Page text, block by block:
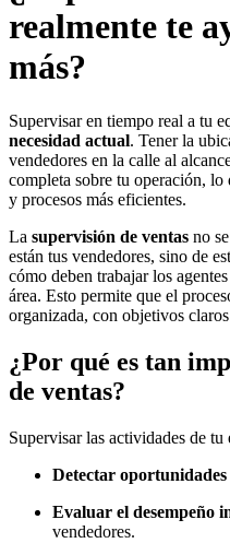
realmente te
más?
Supervisar en tiempo real a tu
necesidad actual. Tener la
vendedores en la calle al
completa sobre tu operación, lo
y procesos más eficientes.
La supervisión de ventas no
están tus vendedores, sino de
cómo deben trabajar los
área. Esto permite que el
organizada, con objetivos
¿Por qué es tan
de ventas?
Supervisar las actividades de tu
Detectar
Evaluar el desempeño
vendedores.